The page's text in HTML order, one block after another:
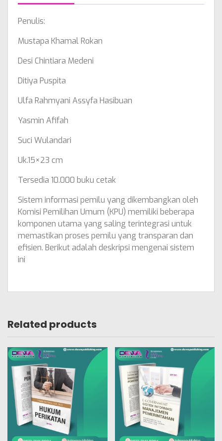
Penulis:
Mustapa Khamal Rokan
Desi Chintiara Medeni
Ditiya Puspita
Ulfa Rahmyani Assyfa Hasibuan
Yasmin Afifah
Suci Wulandari
Uk.15×23 cm
Tersedia 10.000 buku cetak
Sistem informasi pemilu yang dikembangkan oleh
Komisi Pemilihan Umum (KPU) memiliki beberapa
komponen utama yang saling terintegrasi untuk
memastikan proses pemilu yang transparan dan
efisien. Berikut adalah deskripsi mengenai sistem
ini
Related products